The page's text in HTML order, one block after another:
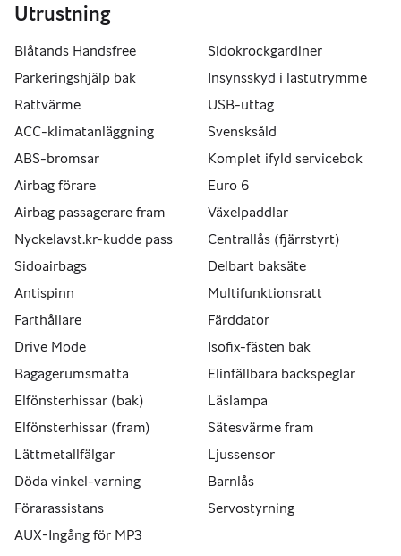
Utrustning
Blåtands Handsfree
Parkeringshjälp bak
Rattvärme
ACC-klimatanläggning
ABS-bromsar
Airbag förare
Airbag passagerare fram
Nyckelavst.kr-kudde pass
Sidoairbags
Antispinn
Farthållare
Drive Mode
Bagagerumsmatta
Elfönsterhissar (bak)
Elfönsterhissar (fram)
Lättmetallfälgar
Döda vinkel-varning
Förarassistans
AUX-Ingång för MP3
Sidokrockgardiner
Insynsskyd i lastutrymme
USB-uttag
Svensksåld
Komplet ifyld servicebok
Euro 6
Växelpaddlar
Centrallås (fjärrstyrt)
Delbart baksäte
Multifunktionsratt
Färddator
Isofix-fästen bak
Elinfällbara backspeglar
Läslampa
Sätesvärme fram
Ljussensor
Barnlås
Servostyrning